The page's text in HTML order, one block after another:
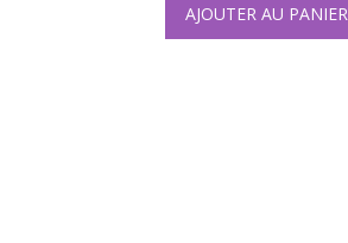
AJOUTER AU PANIER